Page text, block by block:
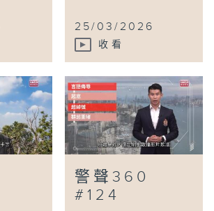
25/03/2026
收看
警聲360
#124